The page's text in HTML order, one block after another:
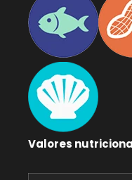
Valores